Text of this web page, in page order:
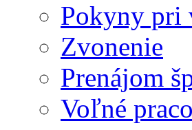
Pokyny pri
Zvonenie
Prenájom
Voľné